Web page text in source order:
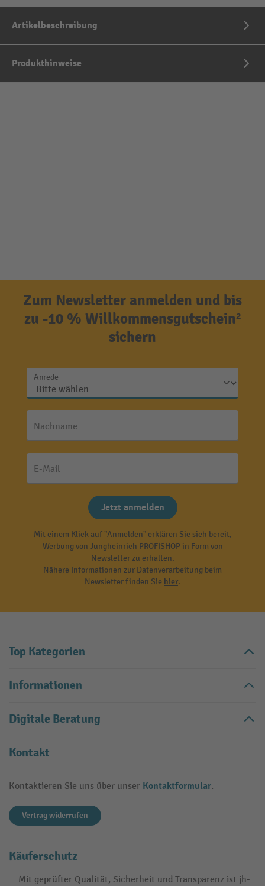
Artikelbeschreibung
Produkthinweise
Zum Newsletter anmelden und bis
zu -10 % Willkommensgutschein²
sichern
Anrede
Nachname
E-Mail
Jetzt anmelden
Mit einem Klick auf "Anmelden" erklären Sie sich bereit,
Werbung von Jungheinrich PROFISHOP in Form von
Newsletter zu erhalten.
Nähere Informationen zur Datenverarbeitung beim
Newsletter finden Sie hier.
Top Kategorien
Informationen
Digitale Beratung
Kontakt
Kontaktieren Sie uns über unser Kontaktformular.
Vertrag widerrufen
Käuferschutz
Mit geprüfter Qualität, Sicherheit und Transparenz ist jh-